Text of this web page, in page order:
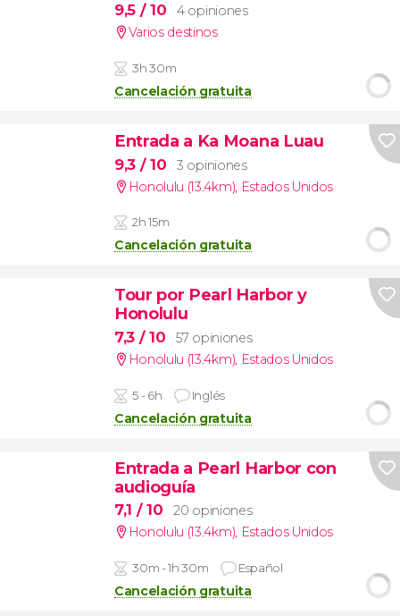
9,5 / 10
4 opiniones
Varios destinos
3h 30m
Cancelación gratuita
Entrada a Ka Moana Luau
9,3 / 10
3 opiniones
Honolulu (13.4km) Estados Unidos
2h 15m
Cancelación gratuita
Tour por Pearl Harbor y
Honolulu
7,3 / 10
57 opiniones
Honolulu (13.4km), Estados Unidos
5 - 6h Inglés
Cancelación gratuita
Entrada a Pearl Harbor con
audioguía
7,1 / 10
20 opiniones
Honolulu (13.4km), Estados Unidos
30m - 1h 30m Español
Cancelación gratuita